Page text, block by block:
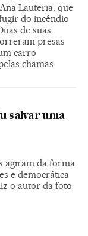
Lauteria, que
do incêndio
de suas
presas
carro
chamas
salvar uma
agiram da forma
e democrática
o autor da foto